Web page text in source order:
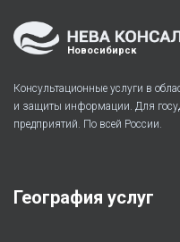
Новосибирск
Консультационные услуги в
и защиты информации. Для
предприятий. По всей России.
География услуг